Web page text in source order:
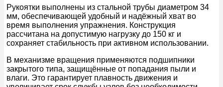
Рукоятки выполнены из стальной трубы диаметром 34
мм, обеспечивающей удобный и надёжный хват во
время выполнения упражнения. Конструкция
рассчитана на допустимую нагрузку до 150 кг и
сохраняет стабильность при активном использовании.
В механизме вращения применяются подшипники
закрытого типа, защищённые от попадания пыли и
влаги. Это гарантирует плавность движения и